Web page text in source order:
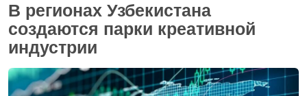
В регионах Узбекистана
создаются парки креативной
индустрии